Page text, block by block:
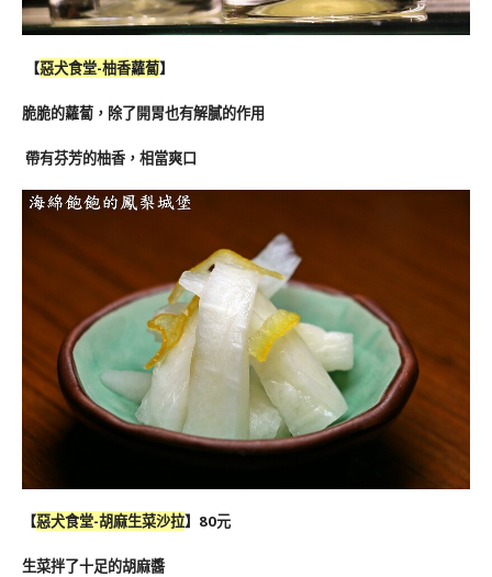
【惡犬食堂-柚香蘿蔔】
脆脆的蘿蔔，除了開胃也有解膩的作用
帶有芬芳的柚香，相當爽口
【惡犬食堂-胡麻生菜沙拉】80元
生菜拌了十足的胡麻醬